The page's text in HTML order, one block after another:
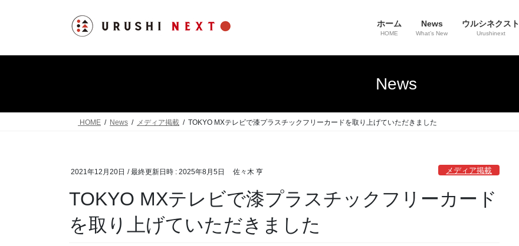
ホーム
HOME
News
What’s New
ウルシネクスト
Urushinext
News
HOME News メディア掲載 TOKYO MXテレビで漆プラスチックフリーカードを取り上げていただきました
2021年12月20日 / 最終更新日時 : 2025年8月5日 佐々木 亨 メディア掲載
TOKYO MXテレビで漆プラスチックフリーカード
を取り上げていただきました